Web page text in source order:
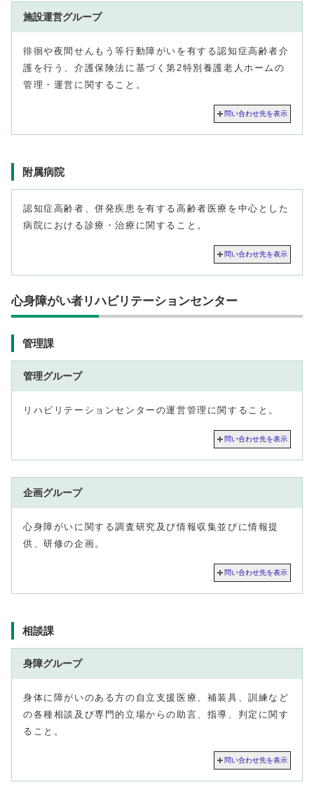
施設運営グループ
徘徊や夜間せんもう等行動障がいを有する認知症高齢者介
護を行う、介護保険法に基づく第2特別養護老人ホームの
管理・運営に関すること。
問い合わせ先を表示
附属病院
認知症高齢者、併発疾患を有する高齢者医療を中心とした
病院における診療・治療に関すること。
問い合わせ先を表示
心身障がい者リハビリテーションセンター
管理課
管理グループ
リハビリテーションセンターの運営管理に関すること。
問い合わせ先を表示
企画グループ
心身障がいに関する調査研究及び情報収集並びに情報提
供、研修の企画。
問い合わせ先を表示
相談課
身障グループ
身体に障がいのある方の自立支援医療、補装具、訓練など
の各種相談及び専門的立場からの助言、指導、判定に関す
ること。
問い合わせ先を表示